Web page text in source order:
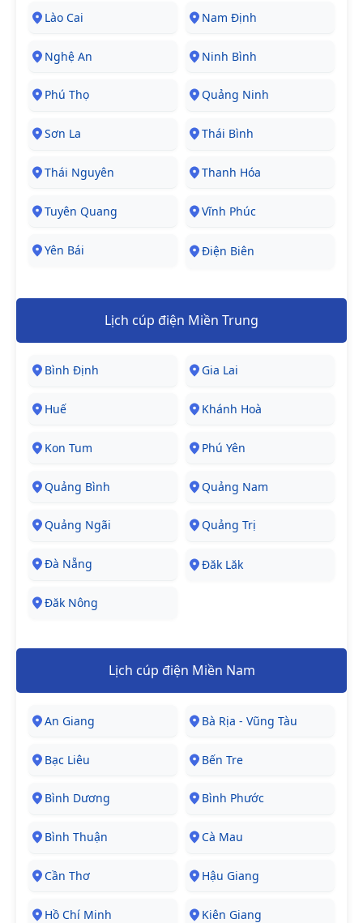
Lào Cai Nam Định
Nghệ An Ninh Bình
Phú Thọ Quảng Ninh
Sơn La Thái Bình
Thái Nguyên Thanh Hóa
Tuyên Quang Vĩnh Phúc
Yên Bái Điện Biên
Lịch cúp điện Miền Trung
Bình Định Gia Lai
Huế Khánh Hoà
Kon Tum Phú Yên
Quảng Bình Quảng Nam
Quảng Ngãi Quảng Trị
Đà Nẵng Đăk Lăk
Đăk Nông
Lịch cúp điện Miền Nam
An Giang Bà Rịa - Vũng Tàu
Bạc Liêu Bến Tre
Bình Dương Bình Phước
Bình Thuận Cà Mau
Cần Thơ Hậu Giang
Hồ Chí Minh Kiên Giang